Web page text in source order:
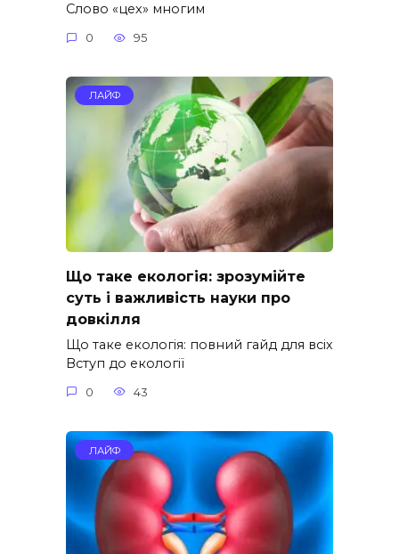
Слово «цех» многим
0 95
ЛАЙФ
Що таке екологія: зрозумійте
суть і важливість науки про
довкілля
Що таке екологія: повний гайд для всіх
Вступ до екології
0 43
ЛАЙФ